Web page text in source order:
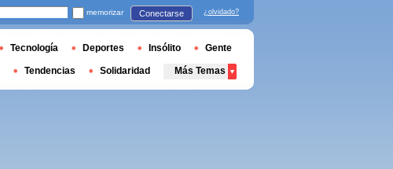
memorizar Conectarse ¿olvidado?
Tecnología Deportes Insólito Gente
Tendencias Solidaridad Más Temas